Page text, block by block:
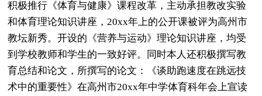
积极推行《体育与健康》课程改革，主动承担教改实验
和体育理论知识讲座，20xx年上的公开课被评为高州市
教坛新秀。开设的《营养与运动》理论知识讲座，均受
到学校教师和学生的一致好评。同时本人还积极撰写教
育总结和论文，所撰写的论文：《谈助跑速度在跳远技
术中的重要性》在高州市20xx年中学体育科年会上宣读